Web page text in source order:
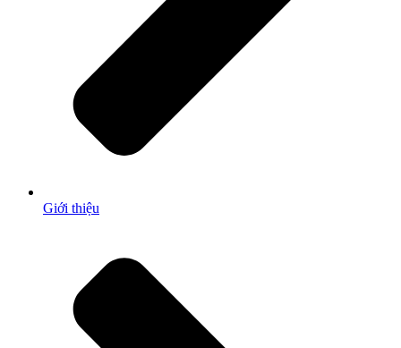
Giới thiệu